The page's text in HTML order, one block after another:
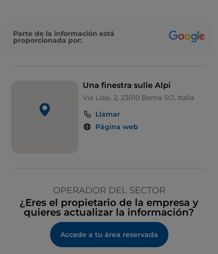
Parte de la información está
proporcionada por:
Una finestra sulle Alpi
Via Lissi, 2, 23010 Bema SO, Italia
Llamar
Página web
OPERADOR DEL SECTOR
¿Eres el propietario de la empresa y
quieres actualizar la información?
Accede a tu área reservada